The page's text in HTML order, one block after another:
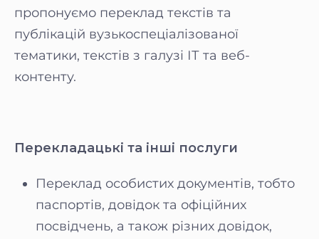
пропонуємо переклад текстів та
публікацій вузькоспеціалізованої
тематики, текстів з галузі ІТ та веб-
контенту.
Перекладацькі та інші послуги
Переклад особистих документів, тобто
паспортів, довідок та офіційних
посвідчень, а також різних довідок,